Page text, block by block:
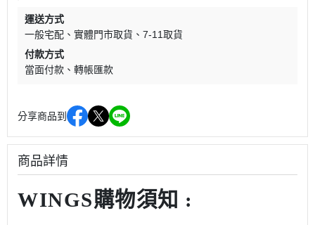
運送方式
一般宅配
實體門市取貨
7-11取貨
付款方式
當面付款
轉帳匯款
分享商品到
商品詳情
WINGS購物須知 :